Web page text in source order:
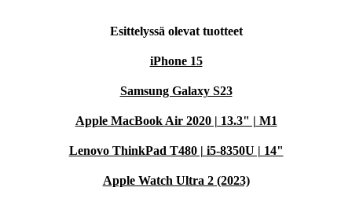
Esittelyssä olevat tuotteet
iPhone 15
Samsung Galaxy S23
Apple MacBook Air 2020 | 13.3" | M1
Lenovo ThinkPad T480 | i5-8350U | 14"
Apple Watch Ultra 2 (2023)